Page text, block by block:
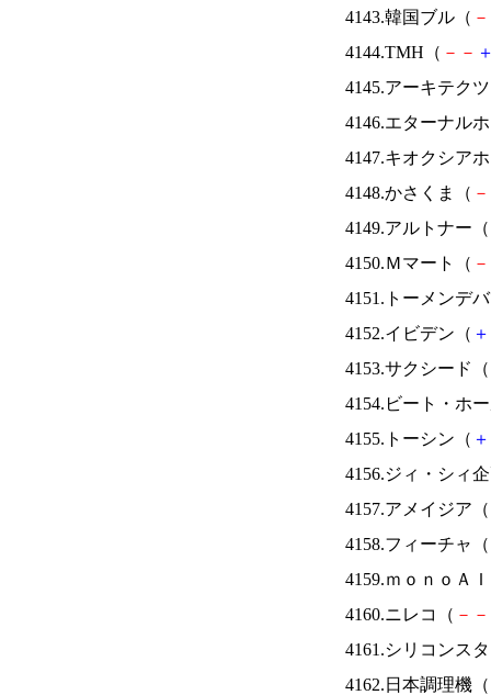
4143.韓国ブル（ －
4144.TMH（ － －
4145.アーキテク
4146.エターナル
4147.キオクシア
4148.かさくま（ －
4149.アルトナー（
4150.Ｍマート（ －
4151.トーメンデ
4152.イビデン（ ＋
4153.サクシード（
4154.ビート・ホ
4155.トーシン（ ＋
4156.ジィ・シィ
4157.アメイジア（
4158.フィーチャ（
4159.ｍｏｎｏＡ
4160.ニレコ（ － －
4161.シリコンス
4162.日本調理機（